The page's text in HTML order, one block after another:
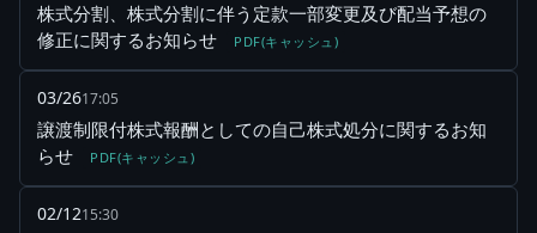
株式分割、株式分割に伴う定款一部変更及び配当予想の
修正に関するお知らせ
PDF(キャッシュ)
03/2617:05
譲渡制限付株式報酬としての自己株式処分に関するお知
らせ
PDF(キャッシュ)
02/1215:30